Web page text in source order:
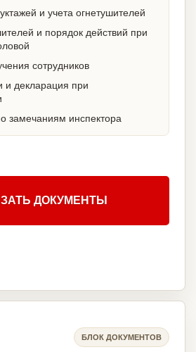
и учета огнетушителей
и порядок действий при
сотрудников
и декларация при
замечаниям инспектора
ДОКУМЕНТЫ
БЛОК ДОКУМЕНТОВ